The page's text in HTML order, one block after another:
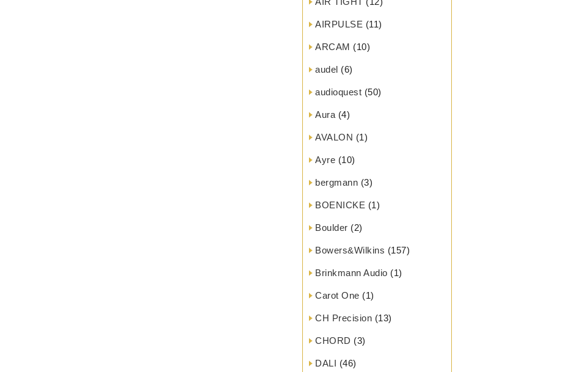
AIRPULSE (11)
ARCAM (10)
audel (6)
audioquest (50)
Aura (4)
AVALON (1)
Ayre (10)
bergmann (3)
BOENICKE (1)
Boulder (2)
Bowers&Wilkins (157)
Brinkmann Audio (1)
Carot One (1)
CH Precision (13)
CHORD (3)
DALI (46)